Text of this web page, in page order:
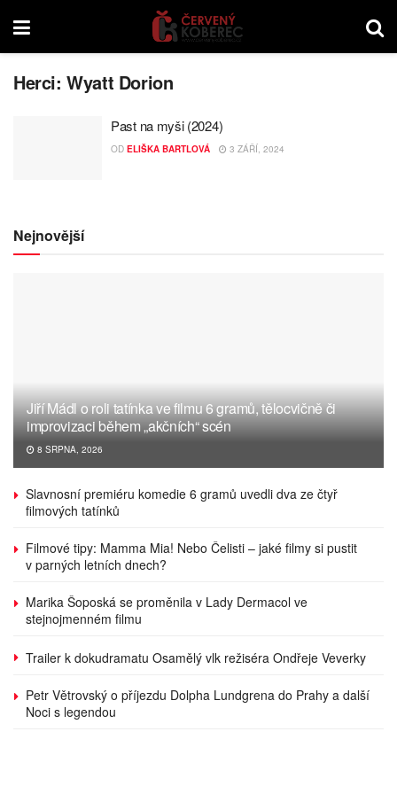
Herci:Wyatt Dorion
Past na myši (2024)
OD ELIŠKA BARTLOVÁ 3 ZÁŘÍ, 2024
Nejnovější
Jiří Mádl o roli tatínka ve filmu 6 gramů, tělocvičně či
improvizaci během „akčních“ scén
8 SRPNA, 2026
Slavnosní premiéru komedie 6 gramů uvedli dva ze čtyř
filmových tatínků
Filmové tipy: Mamma Mia! Nebo Čelisti – jaké filmy si pustit
v parných letních dnech?
Marika Šoposká se proměnila v Lady Dermacol ve
stejnojmenném filmu
Trailer k dokudramatu Osamělý vlk režiséra Ondřeje Veverky
Petr Větrovský o příjezdu Dolpha Lundgrena do Prahy a další
Noci s legendou